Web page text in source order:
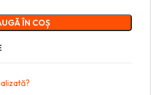
ÎN COȘ